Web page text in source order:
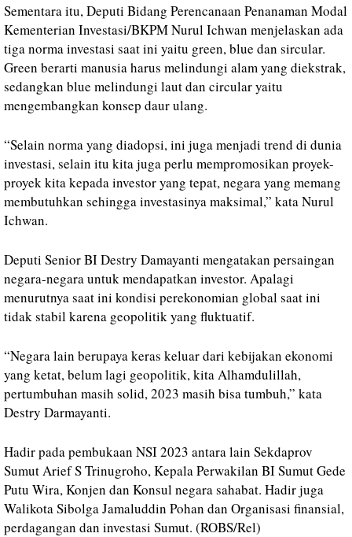
Sementara itu, Deputi Bidang Perencanaan Penanaman Modal
Kementerian Investasi/BKPM Nurul Ichwan menjelaskan ada
tiga norma investasi saat ini yaitu green, blue dan sircular.
Green berarti manusia harus melindungi alam yang diekstrak,
sedangkan blue melindungi laut dan circular yaitu
mengembangkan konsep daur ulang.
“Selain norma yang diadopsi, ini juga menjadi trend di dunia
investasi, selain itu kita juga perlu mempromosikan proyek-
proyek kita kepada investor yang tepat, negara yang memang
membutuhkan sehingga investasinya maksimal,” kata Nurul
Ichwan.
Deputi Senior BI Destry Damayanti mengatakan persaingan
negara-negara untuk mendapatkan investor. Apalagi
menurutnya saat ini kondisi perekonomian global saat ini
tidak stabil karena geopolitik yang fluktuatif.
“Negara lain berupaya keras keluar dari kebijakan ekonomi
yang ketat, belum lagi geopolitik, kita Alhamdulillah,
pertumbuhan masih solid, 2023 masih bisa tumbuh,” kata
Destry Darmayanti.
Hadir pada pembukaan NSI 2023 antara lain Sekdaprov
Sumut Arief S Trinugroho, Kepala Perwakilan BI Sumut Gede
Putu Wira, Konjen dan Konsul negara sahabat. Hadir juga
Walikota Sibolga Jamaluddin Pohan dan Organisasi finansial,
perdagangan dan investasi Sumut. (ROBS/Rel)